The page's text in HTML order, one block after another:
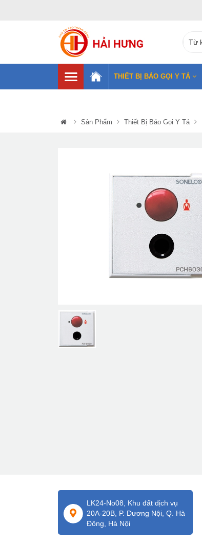
THIẾT BỊ BÁO GỌI Y TÁ
Sản Phẩm Thiết Bị Báo Gọi Y Tá
LK24-No08, Khu đất dịch vụ
20A-20B, P. Dương Nội, Q. Hà
Đông, Hà Nội